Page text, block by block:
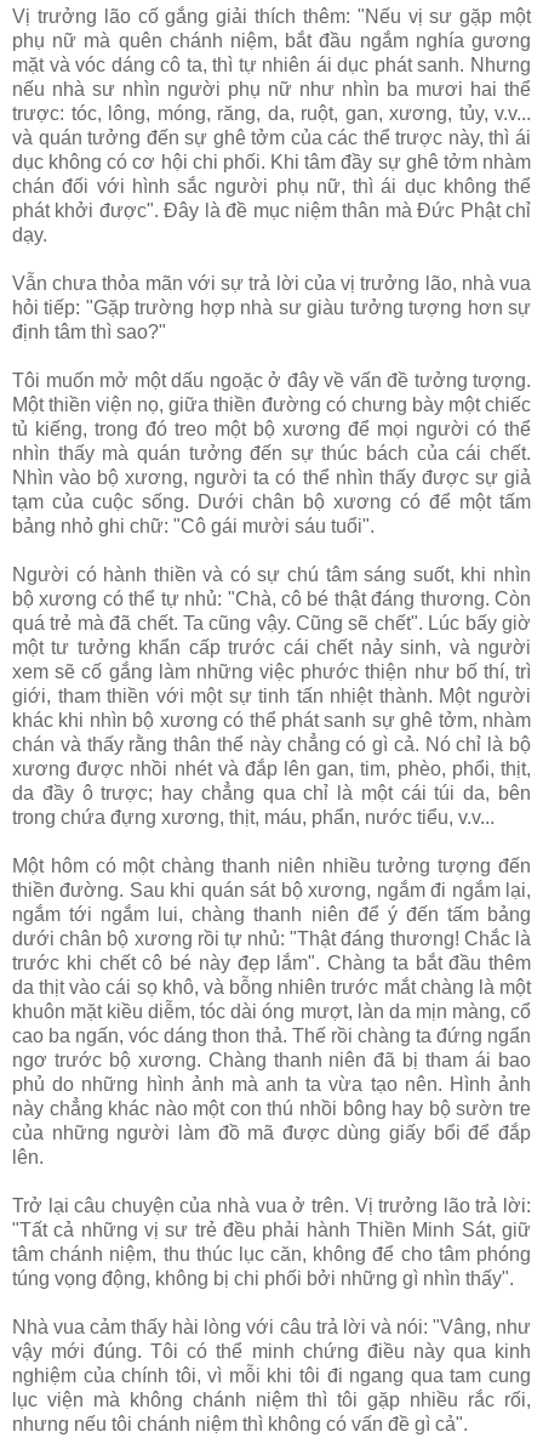
Vị trưởng lão cố gắng giải thích thêm: "Nếu vị sư gặp một
phụ nữ mà quên chánh niệm, bắt đầu ngắm nghía gương
mặt và vóc dáng cô ta, thì tự nhiên ái dục phát sanh. Nhưng
nếu nhà sư nhìn người phụ nữ như nhìn ba mươi hai thể
trược: tóc, lông, móng, răng, da, ruột, gan, xương, tủy, v.v...
và quán tưởng đến sự ghê tởm của các thể trược này, thì ái
dục không có cơ hội chi phối. Khi tâm đầy sự ghê tởm nhàm
chán đối với hình sắc người phụ nữ, thì ái dục không thể
phát khởi được". Ðây là đề mục niệm thân mà Ðức Phật chỉ
dạy.
Vẫn chưa thỏa mãn với sự trả lời của vị trưởng lão, nhà vua
hỏi tiếp: "Gặp trường hợp nhà sư giàu tưởng tượng hơn sự
định tâm thì sao?"
Tôi muốn mở một dấu ngoặc ở đây về vấn đề tưởng tượng.
Một thiền viện nọ, giữa thiền đường có chưng bày một chiếc
tủ kiếng, trong đó treo một bộ xương để mọi người có thể
nhìn thấy mà quán tưởng đến sự thúc bách của cái chết.
Nhìn vào bộ xương, người ta có thể nhìn thấy được sự giả
tạm của cuộc sống. Dưới chân bộ xương có để một tấm
bảng nhỏ ghi chữ: "Cô gái mười sáu tuổi".
Người có hành thiền và có sự chú tâm sáng suốt, khi nhìn
bộ xương có thể tự nhủ: "Chà, cô bé thật đáng thương. Còn
quá trẻ mà đã chết. Ta cũng vậy. Cũng sẽ chết". Lúc bấy giờ
một tư tưởng khẩn cấp trước cái chết nảy sinh, và người
xem sẽ cố gắng làm những việc phước thiện như bố thí, trì
giới, tham thiền với một sự tinh tấn nhiệt thành. Một người
khác khi nhìn bộ xương có thể phát sanh sự ghê tởm, nhàm
chán và thấy rằng thân thể này chẳng có gì cả. Nó chỉ là bộ
xương được nhồi nhét và đắp lên gan, tim, phèo, phổi, thịt,
da đầy ô trược; hay chẳng qua chỉ là một cái túi da, bên
trong chứa đựng xương, thịt, máu, phẩn, nước tiểu, v.v...
Một hôm có một chàng thanh niên nhiều tưởng tượng đến
thiền đường. Sau khi quán sát bộ xương, ngắm đi ngắm lại,
ngắm tới ngắm lui, chàng thanh niên để ý đến tấm bảng
dưới chân bộ xương rồi tự nhủ: "Thật đáng thương! Chắc là
trước khi chết cô bé này đẹp lắm". Chàng ta bắt đầu thêm
da thịt vào cái sọ khô, và bỗng nhiên trước mắt chàng là một
khuôn mặt kiều diễm, tóc dài óng mượt, làn da mịn màng, cổ
cao ba ngấn, vóc dáng thon thả. Thế rồi chàng ta đứng ngẩn
ngơ trước bộ xương. Chàng thanh niên đã bị tham ái bao
phủ do những hình ảnh mà anh ta vừa tạo nên. Hình ảnh
này chẳng khác nào một con thú nhồi bông hay bộ sườn tre
của những người làm đồ mã được dùng giấy bổi để đắp
lên.
Trở lại câu chuyện của nhà vua ở trên. Vị trưởng lão trả lời:
"Tất cả những vị sư trẻ đều phải hành Thiền Minh Sát, giữ
tâm chánh niệm, thu thúc lục căn, không để cho tâm phóng
túng vọng động, không bị chi phối bởi những gì nhìn thấy".
Nhà vua cảm thấy hài lòng với câu trả lời và nói: "Vâng, như
vậy mới đúng. Tôi có thể minh chứng điều này qua kinh
nghiệm của chính tôi, vì mỗi khi tôi đi ngang qua tam cung
lục viện mà không chánh niệm thì tôi gặp nhiều rắc rối,
nhưng nếu tôi chánh niệm thì không có vấn đề gì cả".